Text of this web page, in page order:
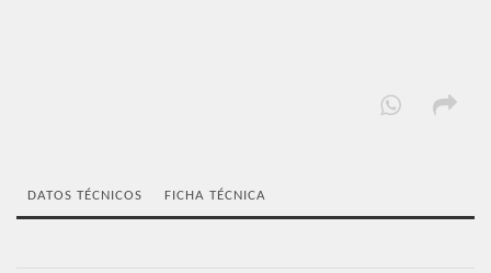
DATOS TÉCNICOS FICHA TÉCNICA